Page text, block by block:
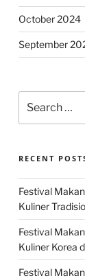
October 2024
September
for:
RECENT
Festival
Kuliner
Festival
Kuliner Korea
Festival